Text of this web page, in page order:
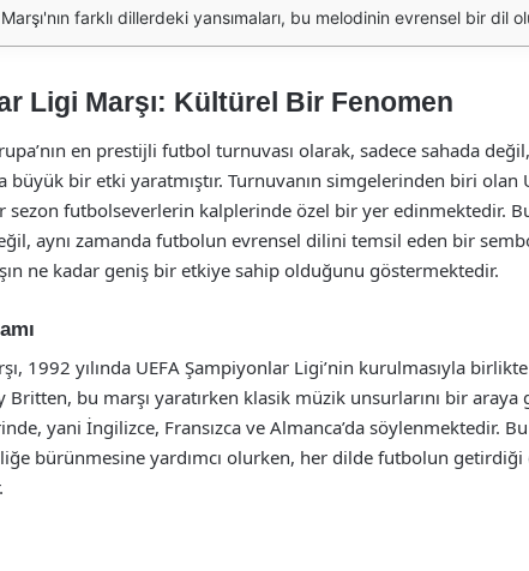
bir dil oluşturduğunu gösterir. Her dil, marşı kendi kültürel bağlamında yorumlayarak, futbolseverlerin duygularına hitap eder. Bu durum, marşın sadece bir spor etkinliğinde değil, aynı zamanda kültürel bir olgu olarak da
Ligi Marşı: Kültürel Bir Fenomen
en prestijli futbol turnuvası olarak, sadece sahada
bir etki yaratmıştır. Turnuvanın simgelerinden biri olan
sezon futbolseverlerin kalplerinde özel bir yer edinmektedir.
aynı zamanda futbolun evrensel dilini temsil eden bir
ne kadar geniş bir etkiye sahip olduğunu göstermektedir.
1992 yılında UEFA Şampiyonlar Ligi’nin kurulmasıyla birlikte
Britten, bu marşı yaratırken klasik müzik unsurlarını bir araya
yani İngilizce, Fransızca ve Almanca’da söylenmektedir.
bürünmesine yardımcı olurken, her dilde futbolun getirdiği